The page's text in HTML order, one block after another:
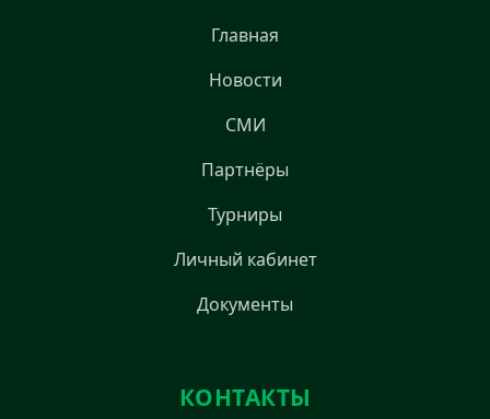
Главная
Новости
СМИ
Партнёры
Турниры
Личный кабинет
Документы
КОНТАКТЫ